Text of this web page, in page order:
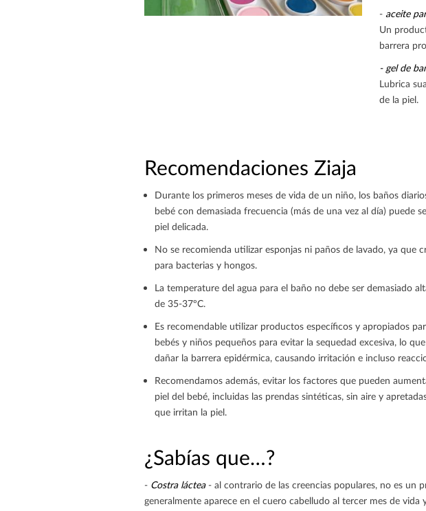
- aceite
Un
barrera
- gel de
Lubrica
de la piel.
Recomendaciones Ziaja
Durante los primeros meses de vida de un niño, los baños
bebé con demasiada frecuencia (más de una vez al día) puede
piel delicada.
No se recomienda utilizar esponjas ni paños de lavado, ya que
para bacterias y hongos.
La temperature del agua para el baño no debe ser demasiado
de 35-37ºC.
Es recomendable utilizar productos específicos y apropiados
bebés y niños pequeños para evitar la sequedad excesiva, lo
dañar la barrera epidérmica, causando irritación e incluso
Recomendamos además, evitar los factores que pueden
piel del bebé, incluidas las prendas sintéticas, sin aire y
que irritan la piel.
¿Sabías que…?
- Costra láctea- al contrario de las creencias populares, no es un
generalmente aparece en el cuero cabelludo al tercer mes de